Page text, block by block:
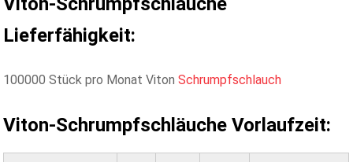
Lieferfähigkeit:
100000 Stück pro Monat VitonSchrumpfschlauch
Viton-SchrumpfschläucheVorlaufzeit: